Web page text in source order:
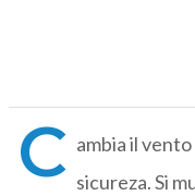
C ambia il
sicureza. Si